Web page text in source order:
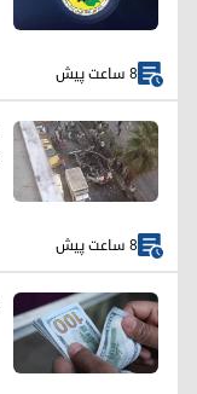
8 ساعت پیش
8 ساعت پیش